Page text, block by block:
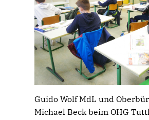
Guido Wolf MdL und
Michael Beck beim OHG